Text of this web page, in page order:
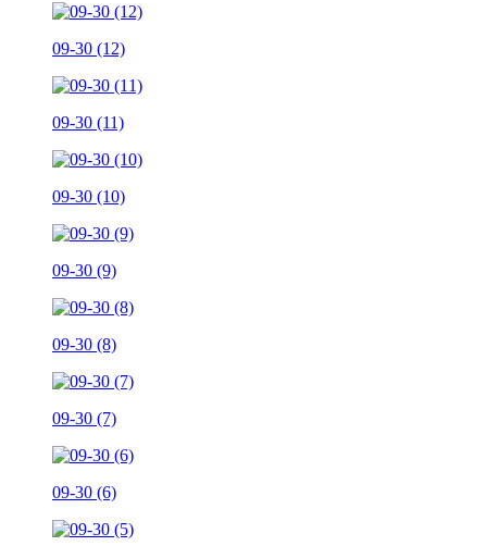
09-30 (12)
09-30 (11)
09-30 (10)
09-30 (9)
09-30 (8)
09-30 (7)
09-30 (6)